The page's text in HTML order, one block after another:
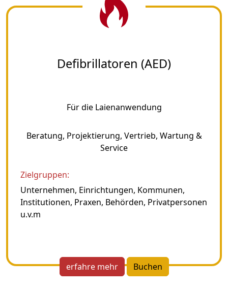
Defibrillatoren (AED)
Für die Laienanwendung
Beratung, Projektierung, Vertrieb, Wartung &
Service
Zielgruppen:
Unternehmen, Einrichtungen, Kommunen,
Institutionen, Praxen, Behörden, Privatpersonen
u.v.m
erfahre mehr Buchen